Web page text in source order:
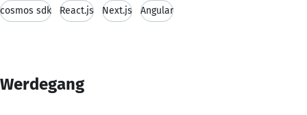
cosmos sdk React.js Next.js Angular
Werdegang